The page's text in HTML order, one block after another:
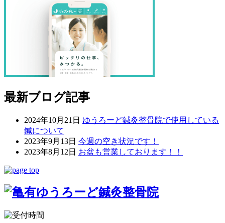
最新ブログ記事
2024年10月21日 ゆうろーど鍼灸整骨院で使用している
鍼について
2023年9月13日 今週の空き状況です！
2023年8月12日 お盆も営業しております！！